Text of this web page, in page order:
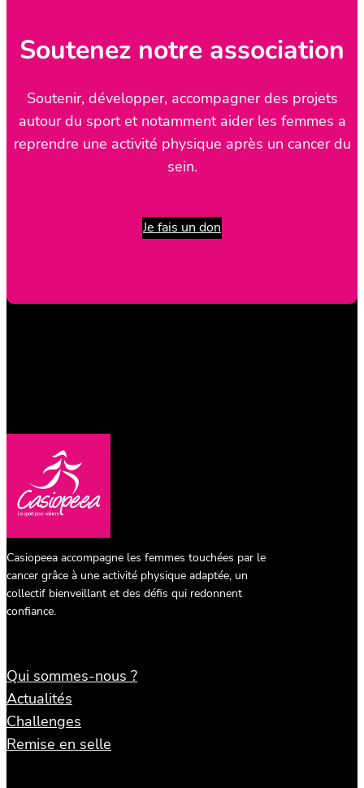
Soutenez notre association
Soutenir, développer, accompagner des projets
autour du sport et notamment aider les femmes a
reprendre une activité physique après un cancer du
sein.
Je fais un don
Casiopeea accompagne les femmes touchées par le
cancer grâce à une activité physique adaptée, un
collectif bienveillant et des défis qui redonnent
confiance.
Qui sommes-nous ?
Actualités
Challenges
Remise en selle